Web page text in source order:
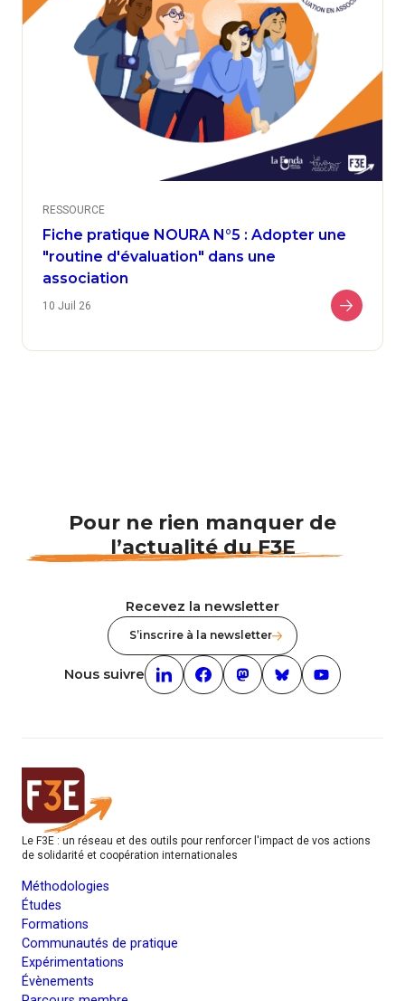
RESSOURCE
Fiche pratique NOURA N°5 : Adopter une
"routine d'évaluation" dans une
association
10 Juil 26
Pour ne rien manquer de
l’actualité du F3E
Recevez la newsletter
S’inscrire à la newsletter
Nous suivre Linkedin (nouvelle fenêtre)
Facebook (nouvelle fenêtre)
mastodon (nouvelle
Bluesky (nouvelle
Youtube
Le F3E : un réseau et des outils pour renforcer l'impact de vos actions
de solidarité et coopération internationales
Méthodologies
Études
Formations
Communautés de pratique
Expérimentations
Évènements